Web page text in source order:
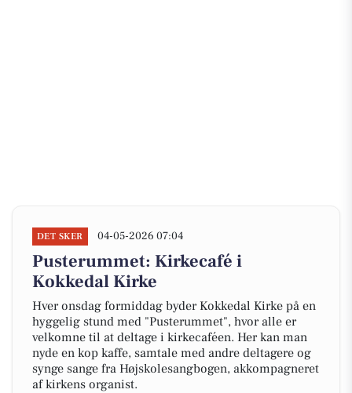
DET SKER 04-05-2026 07:04
Pusterummet: Kirkecafé i
Kokkedal Kirke
Hver onsdag formiddag byder Kokkedal Kirke på en
hyggelig stund med "Pusterummet", hvor alle er
velkomne til at deltage i kirkecaféen. Her kan man
nyde en kop kaffe, samtale med andre deltagere og
synge sange fra Højskolesangbogen, akkompagneret
af kirkens organist.